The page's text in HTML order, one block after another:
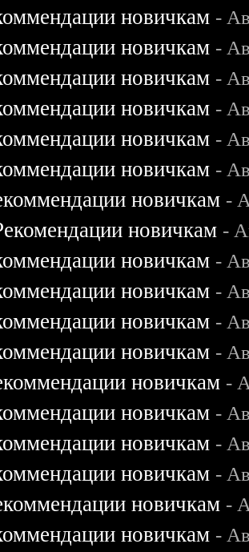
новичкам -
новичкам -
новичкам -
новичкам -
новичкам -
новичкам -
новичкам -
новичкам -
новичкам -
новичкам -
новичкам -
новичкам -
новичкам -
новичкам -
новичкам -
новичкам -
новичкам -
новичкам -